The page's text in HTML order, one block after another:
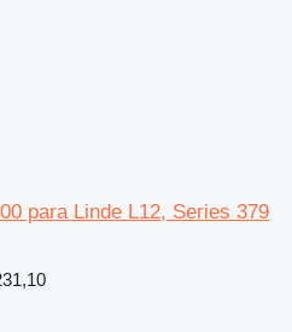
para Linde L12, Series 379